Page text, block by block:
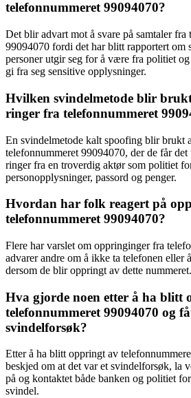
telefonnummeret 99094070?
Det blir advart mot å svare på samtaler fra
99094070 fordi det har blitt rapportert om
personer utgir seg for å være fra politiet
gi fra seg sensitive opplysninger.
Hvilken svindelmetode blir
ringer fra telefonnummeret
En svindelmetode kalt spoofing blir brukt
telefonnummeret 99094070, der de får det
ringer fra en troverdig aktør som politiet
personopplysninger, passord og penger.
Hvordan har folk reagert på
telefonnummeret 99094070?
Flere har varslet om oppringinger fra
advarer andre om å ikke ta telefonen eller
dersom de blir oppringt av dette nummeret.
Hva gjorde noen etter å ha blitt
telefonnummeret 99094070 og
svindelforsøk?
Etter å ha blitt oppringt av
beskjed om at det var et svindelforsøk, la
på og kontaktet både banken og politiet
svindel.